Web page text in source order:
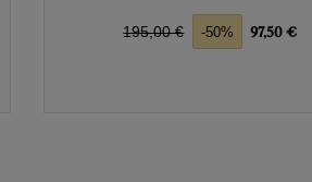
Prix de base
195,00 € -50% 97,50 €